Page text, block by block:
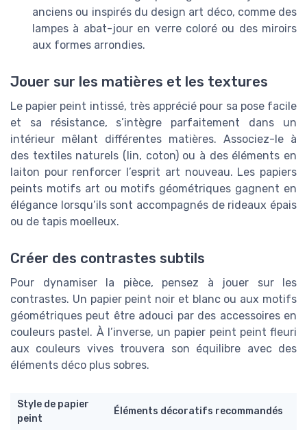
anciens ou inspirés du design art déco, comme des
lampes à abat-jour en verre coloré ou des miroirs
aux formes arrondies.
Jouer sur les matières et les textures
Le papier peint intissé, très apprécié pour sa pose facile
et sa résistance, s’intègre parfaitement dans un
intérieur mêlant différentes matières. Associez-le à
des textiles naturels (lin, coton) ou à des éléments en
laiton pour renforcer l’esprit art nouveau. Les papiers
peints motifs art ou motifs géométriques gagnent en
élégance lorsqu’ils sont accompagnés de rideaux épais
ou de tapis moelleux.
Créer des contrastes subtils
Pour dynamiser la pièce, pensez à jouer sur les
contrastes. Un papier peint noir et blanc ou aux motifs
géométriques peut être adouci par des accessoires en
couleurs pastel. À l’inverse, un papier peint peint fleuri
aux couleurs vives trouvera son équilibre avec des
éléments déco plus sobres.
Style de papier
peint
Éléments décoratifs recommandés